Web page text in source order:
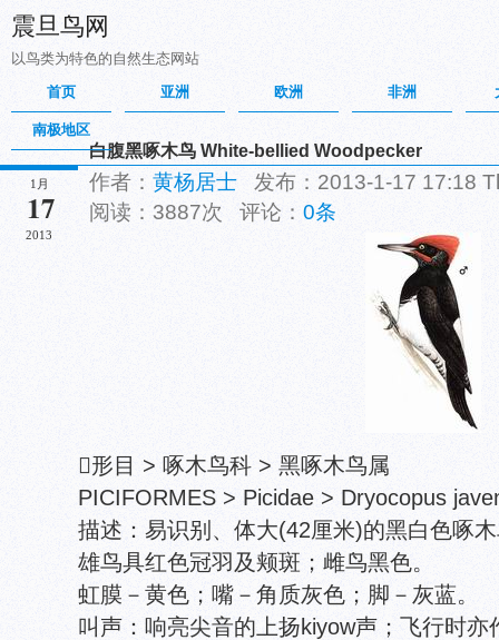
震旦鸟网
以鸟类为特色的自然生态网站
首页
亚洲 欧洲 非洲
南极地区
1月
17
2013
白腹黑啄木鸟 White-bellied Woodpecker
作者： 黄杨居士 发布：2013-1-17 17:18
阅读：3887次 评论： 0条
形目 > 啄木鸟科 > 黑啄木鸟属
PICIFORMES > Picidae > Dryocopus
描述：易识别、体大(42厘米)的黑白色啄
雄鸟具红色冠羽及颊斑；雌鸟黑色。
虹膜－黄色；嘴－角质灰色；脚－灰蓝。
叫声：响亮尖音的上扬kiyow声；飞行时